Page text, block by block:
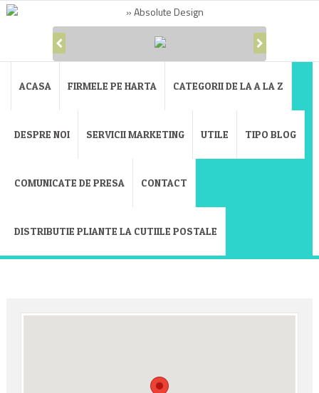
ACASA FIRMELE PE HARTA CATEGORII DE LA A LA Z
DESPRE NOI SERVICII MARKETING UTILE TIPO BLOG
COMUNICATE DE PRESA CONTACT
DISTRIBUTIE PLIANTE LA CUTIILE POSTALE